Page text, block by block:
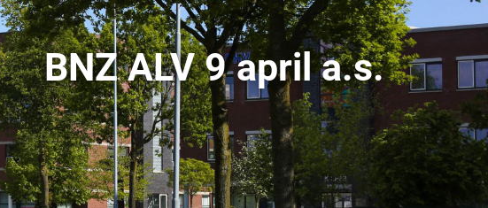
BNZ ALV 9 april a.s.
Deelauto
BNZ KVO
Noodkaart
AED
Veilig bedrijventerrein